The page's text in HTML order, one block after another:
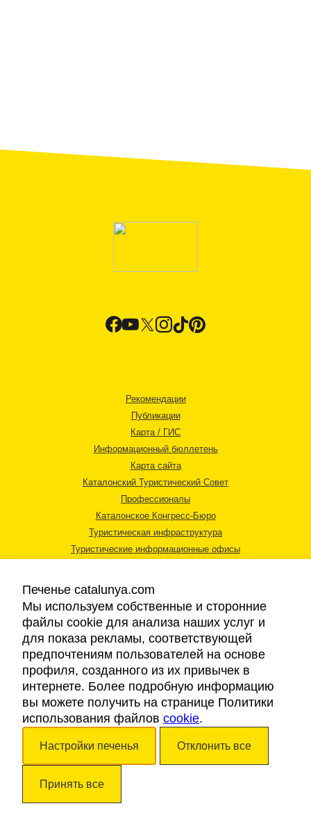
Рекомендации
Публикации
Карта / ГИС
Информационный бюллетень
Карта сайта
Каталонский Туристический Совет
Профессионалы
Каталонское Конгресс-Бюро
Туристическая инфраструктура
Туристические информационные офисы
Правовая информация
Cookies
Доступность
Авторские права © 2026. Каталонский Туристический Совет. Все права
Печенье catalunya.com
Мы используем собственные и сторонние
файлы cookie для анализа наших услуг и
для показа рекламы, соответствующей
предпочтениям пользователей на основе
профиля, созданного из их привычек в
интернете. Более подробную информацию
вы можете получить на странице Политики
использования файлов cookie.
Настройки печенья Отклонить все
Принять все